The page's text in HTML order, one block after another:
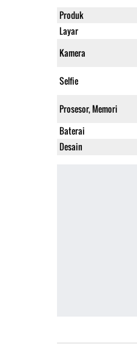
Produk
Layar
Kamera
Selfie
Prosesor, Memori
Baterai
Desain